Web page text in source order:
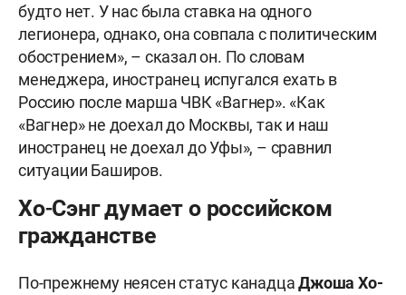
будто нет. У нас была ставка на одного
легионера, однако, она совпала с политическим
обострением», – сказал он. По словам
менеджера, иностранец испугался ехать в
Россию после марша ЧВК «Вагнер». «Как
«Вагнер» не доехал до Москвы, так и наш
иностранец не доехал до Уфы», – сравнил
ситуации Баширов.
Хо-Сэнг думает о российском
гражданстве
По-прежнему неясен статус канадцаДжоша Хо-